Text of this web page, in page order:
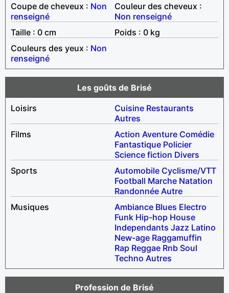
Coupe de cheveux : Non
renseigné
Couleur des cheveux :
Non renseigné
Taille : 0 cm
Poids : 0 kg
Couleurs des yeux : Non
renseigné
Les goûts de Brisé
Loisirs
Cuisine Restaurants
Autres
Films
Action Aventure Comédie
Fantastique Policier
Science fiction Divers
Sports
Automobile Cyclisme/VTT
Football Marche Natation
Randonnée Autre
Musiques
Ambiance Blues Electro
Funk Hip-hop House
Independants Jazz Latino
New-age Raggamuffin
Rap Reggae Rnb Soul
Techno Autres
Profession de Brisé